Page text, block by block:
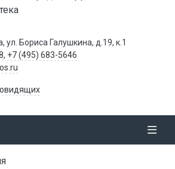
ул. Бориса Галушкина, д.19, к.1
, +7 (495) 683-5646